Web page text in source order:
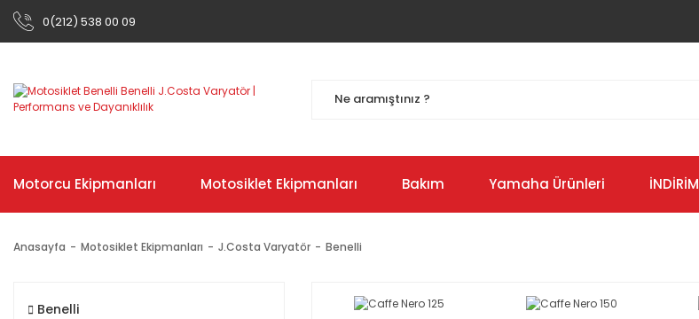
0(212) 538 00 09
Motorcu Ekipmanları Motosiklet Ekipmanları Bakım Yamaha Ürünleri İNDİRİM
Anasayfa Motosiklet Ekipmanları J.Costa Varyatör Benelli
Benelli